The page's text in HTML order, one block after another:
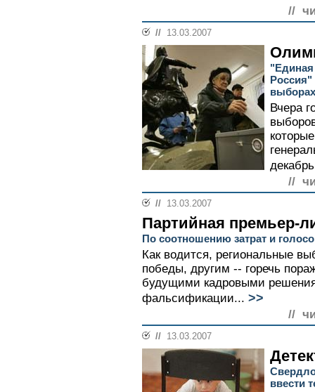
//
// 13.03.2007
Россия"
Вчера
//
// 13.03.2007
Партийная премьер-
По соотношению затрат и
Как водится, региональные
победы, другим -- горечь
будущими кадровыми
фальсификации... >>
//
// 13.03.2007
ввести